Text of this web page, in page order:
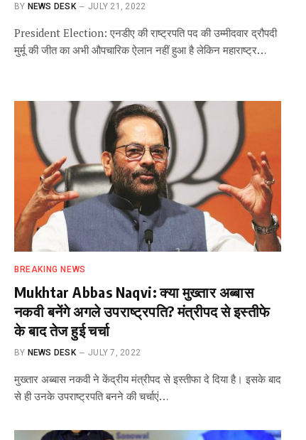
BY NEWS DESK JULY 21, 2022
President Election: एनडीए की राष्ट्रपति पद की उम्मीदवार द्रौपदी
मुर्मू की जीत का अभी औपचारिक ऐलान नहीं हुआ है लेकिन महाराष्ट्र…
BREAKING NEWS
Mukhtar Abbas Naqvi: क्या मुख्तार अब्बास
नकवी बनेंगे अगले उपराष्ट्रपति? मंत्रीपद से इस्तीफे
के बाद तेज हुई चर्चा
BY NEWS DESK JULY 7, 2022
मुख्तार अब्बास नकवी ने केंद्रीय मंत्रीपद से इस्तीफा दे दिया है। इसके बाद
से ही उनके उपराष्ट्रपति बनने की चर्चाएं…